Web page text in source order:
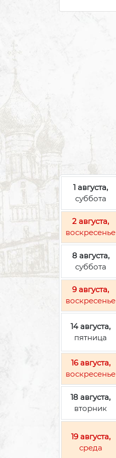
1 августа,
суббота
2 августа,
воскресенье
8 августа,
суббота
9 августа,
воскресенье
14 августа,
пятница
16 августа,
воскресенье
18 августа,
вторник
19 августа,
среда